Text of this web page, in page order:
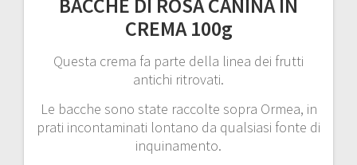
BACCHE DI ROSA CANINA IN
CREMA 100g
Questa crema fa parte della linea dei frutti
antichi ritrovati.
Le bacche sono state raccolte sopra Ormea, in
prati incontaminati lontano da qualsiasi fonte di
inquinamento.